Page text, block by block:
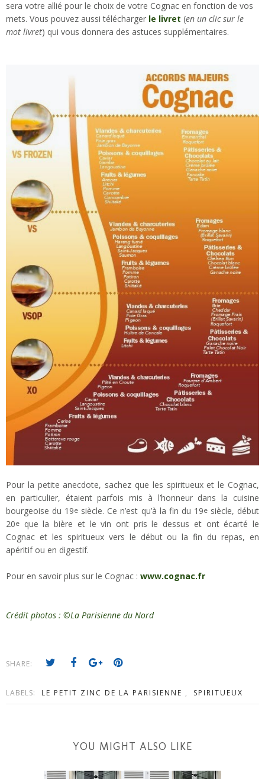
sera votre allié pour le choix de votre Cognac en fonction de vos
mets. Vous pouvez aussi télécharger le livret (en un clic sur le
mot livret) qui vous donnera des astuces supplémentaires.
Pour la petite anecdote, sachez que les spiritueux et le Cognac,
en particulier, étaient parfois mis à l’honneur dans la cuisine
bourgeoise du 19e siècle. Ce n’est qu’à la fin du 19esiècle, début
20e que la bière et le vin ont pris le dessus et ont écarté le
Cognac et les spiritueux vers le début ou la fin du repas, en
apéritif ou en digestif.
Pour en savoir plus sur le Cognac : www.cognac.fr
Crédit photos : ©La Parisienne du Nord
SHARE:
LABELS: LE PETIT ZINC DE LA PARISIENNE , SPIRITUEUX
YOU MIGHT ALSO LIKE